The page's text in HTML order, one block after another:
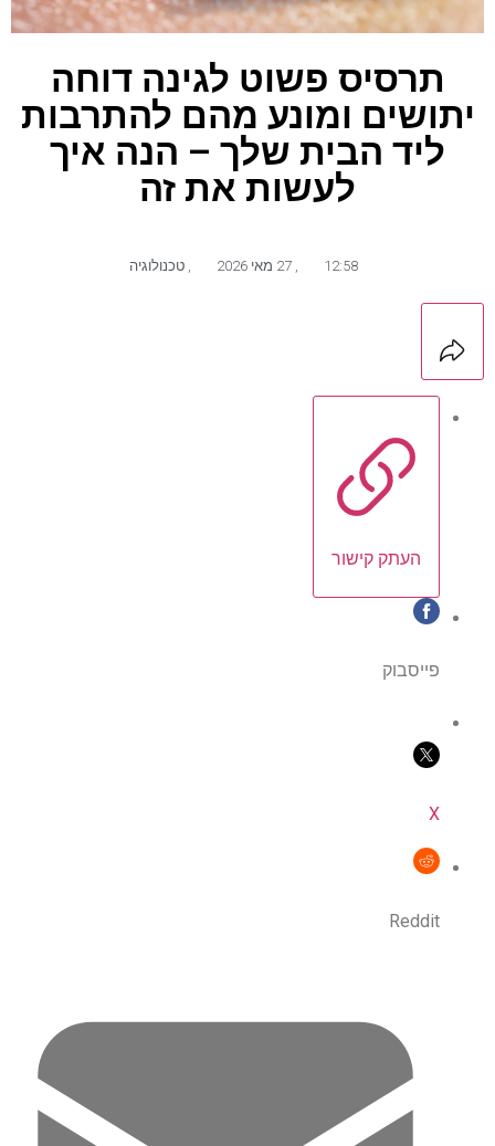
תרסיס פשוט לגינה דוחה
יתושים ומונע מהם להתרבות
ליד הבית שלך – הנה איך
לעשות את זה
12:58 27 מאי 2026 טכנולוגיה
העתק קישור
פייסבוק
X
Reddit